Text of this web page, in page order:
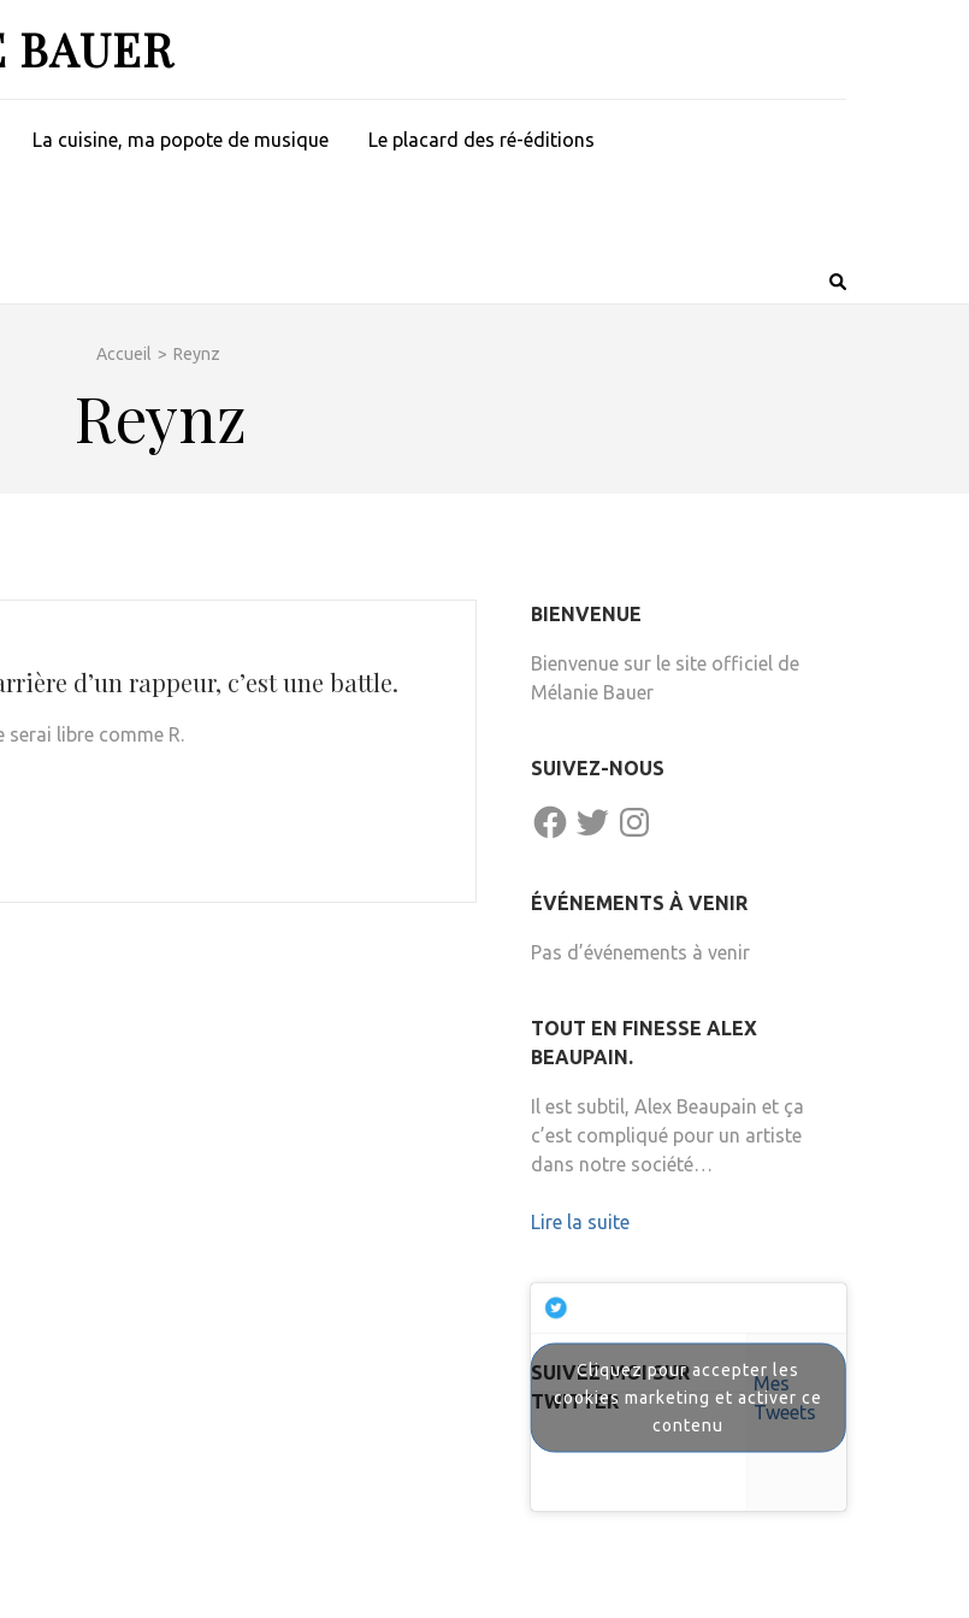
BAUER
La cuisine, ma popote de musique Le placard des ré-éditions
Accueil > Reynz
Reynz
d’un rappeur, c’est une battle.
serai libre comme R.
BIENVENUE
Bienvenue sur le site officiel de
Mélanie Bauer
SUIVEZ-NOUS
FACEBOOKTWITTERINSTAGRAM
ÉVÉNEMENTS À VENIR
Pas d’événements à venir
TOUT EN FINESSE ALEX
BEAUPAIN.
Il est subtil, Alex Beaupain et ça
c’est compliqué pour un artiste
dans notre société…
Lire la suite
SUIVEZ-MOI SUR
TWITTER
Mes
Tweets
Cliquez pour accepter les
cookies marketing et activer ce
contenu